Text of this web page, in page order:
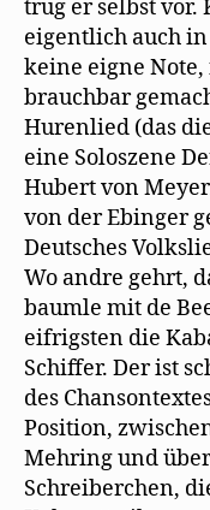
trug er selbst vor.
eigentlich auch
keine eigne
brauchbar
Hurenlied (das
eine Soloszene
Hubert von
von der Ebinger
Deutsches
Wo andre gehrt,
baumle mit de
eifrigsten die
Schiffer. Der ist
des
Position,
Mehring und
Schreiberchen,